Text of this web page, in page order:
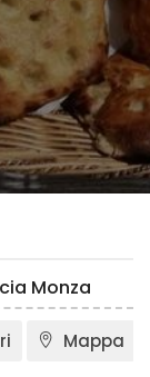
Monza
Mappa